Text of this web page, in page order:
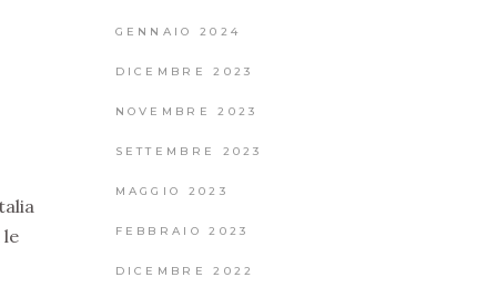
le
GENNAIO 2024
DICEMBRE 2023
NOVEMBRE 2023
SETTEMBRE 2023
MAGGIO 2023
FEBBRAIO 2023
DICEMBRE 2022